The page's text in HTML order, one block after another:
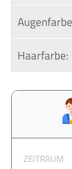
Haarfarbe:
ZEITRAUM